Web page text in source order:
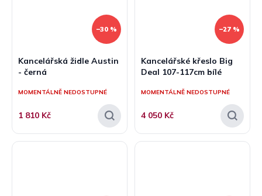
–30 %
Kancelářská židle Austin
- černá
MOMENTÁLNĚ NEDOSTUPNÉ
1 810 Kč
–27 %
Kancelářské křeslo Big
Deal 107-117cm bílé
MOMENTÁLNĚ NEDOSTUPNÉ
4 050 Kč